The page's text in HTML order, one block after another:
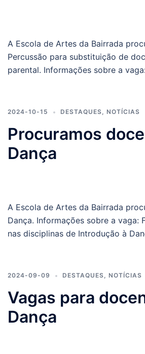
A Escola de Artes da Bairrada
Percussão para substituição de
parental. Informações sobre a
2024-10-15 DESTAQUES, NOTÍCIAS
Procuramos
Dança
A Escola de Artes da Bairrada
Dança. Informações sobre a vaga:
nas disciplinas de Introdução à
2024-09-09 DESTAQUES, NOTÍCIAS
Vagas para
Dança